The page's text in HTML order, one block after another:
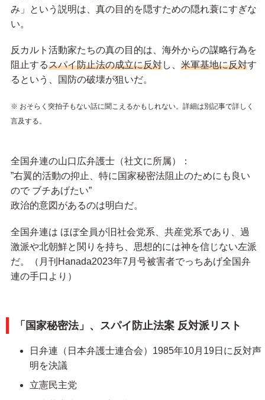
み」という説明は、真の目的を隠すための隠れ蓑にすぎな
い。
反カルト活動家たちの真の目的は、海外からの謀略行為を
阻止するスパイ防止法の成立に反対し、 米軍基地に反対す
るという、国防の破壊が狙いだ。
※ おそらく突拍子もない話に聞こえるかもしれない。詳細は別記事で詳しく
言及する。
全国弁連の山口広弁護士（社文に所属）：
”右翼的活動の抑止、特に国家秘密法阻止のためにも良い
ので ブチあげたい”
政治的意図があるのは明白だ。
全国弁連は ほぼ全員が旧社会党系、共産党系であり、過
激派や北朝鮮と関りを持ち、思想的には神を信じない左派
だ。（月刊Hanada2023年7月号被害者でっちあげ全国弁
連の手口より）
「国家秘密法」、スパイ防止法案 反対派リスト
日弁連（日本弁護士連合会）1985年10月19日に反対声
明を決議
立憲民主党